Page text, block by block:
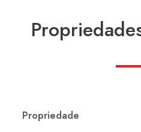
Propriedade